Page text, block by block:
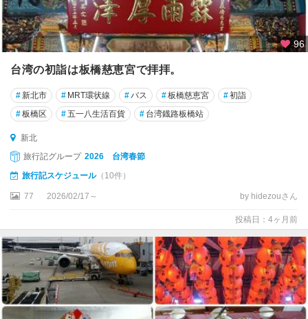
96
台湾の初詣は板橋慈恵宮で拝拝。
#新北市 # MRT環状線 #バス #板橋慈恵宮 #初詣
#板橋区 #五一八生活百貨 # 台湾鐡路板橋站
新北
旅行記グループ 2026 台湾春節
旅行記スケジュール（10件）
77 2026/02/17～ by hidezouさん
投稿日：4ヶ月前